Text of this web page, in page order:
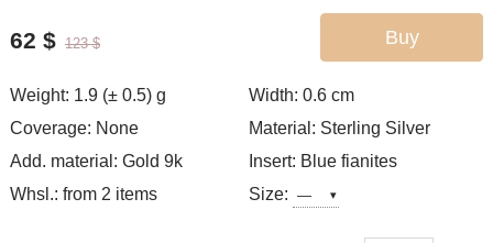
Buy
62 $ 123 $
Weight: 1.9 (± 0.5) g Width: 0.6cm
Coverage: None
Material: Sterling Silver
Add. material: Gold 9k
Insert: Blue fianites
Whsl.: from 2 items
Size: